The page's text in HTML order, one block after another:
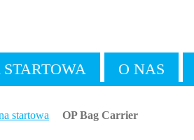
O NAS
startowa OP Bag Carrier